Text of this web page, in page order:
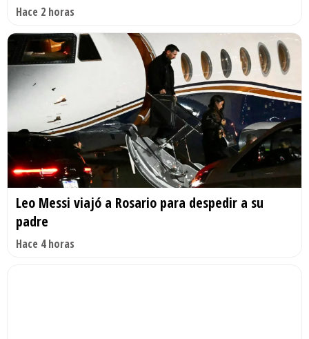
Hace 2 horas
Leo Messi viajó a Rosario para despedir a su
padre
Hace 4 horas